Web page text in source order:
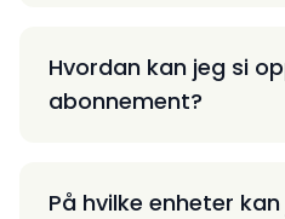
Hvordan kan jeg si
abonnement?
På hvilke enheter